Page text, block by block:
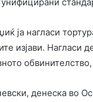
ја нагласи
изјави. Нагласи
денеска во